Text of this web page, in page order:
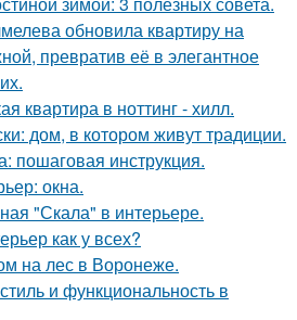
обновила квартиру на
превратив её в элегантное
квартира в ноттинг - хилл.
дом, в котором живут традиции.
пошаговая инструкция.
окна.
"Скала" в интерьере.
как у всех?
на лес в Воронеже.
и функциональность в